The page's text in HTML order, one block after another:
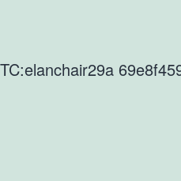
TC:elanchair29a